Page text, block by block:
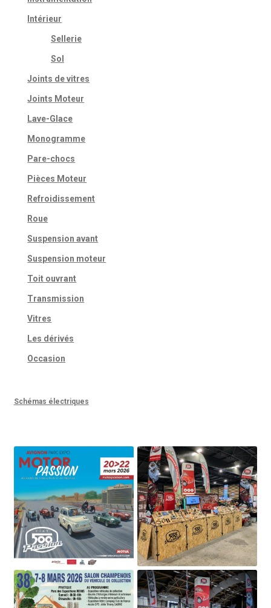
Intérieur
Sellerie
Sol
Joints de vitres
Joints Moteur
Lave-Glace
Monogramme
Pare-chocs
Pièces Moteur
Refroidissement
Roue
Suspension avant
Suspension moteur
Toit ouvrant
Transmission
Vitres
Les dérivés
Occasion
Schémas électriques